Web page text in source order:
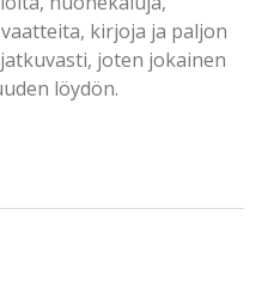
kirjoja ja paljon
joten jokainen
löydön.